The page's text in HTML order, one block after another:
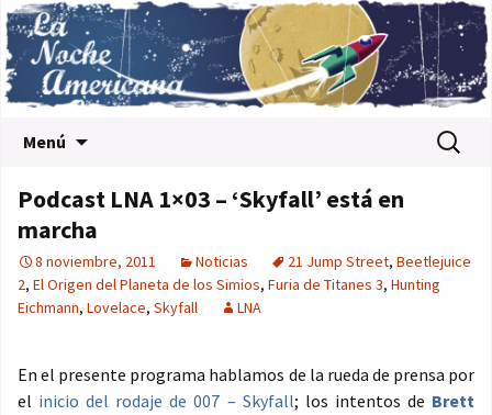
Menú Buscar:
Podcast LNA 1×03 – ‘Skyfall’ está en
marcha
8 noviembre, 2011 Noticias 21 Jump Street, Beetlejuice
2, El Origen del Planeta de los Simios, Furia de Titanes 3, Hunting
Eichmann, Lovelace, Skyfall LNA
En el presente programa hablamos de la rueda de prensa por
el inicio del rodaje de 007 – Skyfall; los intentos de Brett